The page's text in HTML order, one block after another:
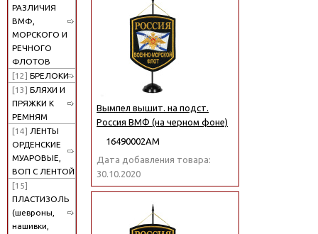
РАЗЛИЧИЯ
ВМФ,
МОРСКОГО И
РЕЧНОГО
ФЛОТОВ
[12] БРЕЛОКИ
[13] БЛЯХИ И
ПРЯЖКИ К
РЕМНЯМ
[14] ЛЕНТЫ
ОРДЕНСКИЕ
МУАРОВЫЕ,
ВОП С ЛЕНТОЙ
[15]
ПЛАСТИЗОЛЬ
(шевроны,
нашивки,
Вымпел вышит. на подст.
Россия ВМФ (на черном фоне)
16490002АМ
Дата добавления товара:
30.10.2020